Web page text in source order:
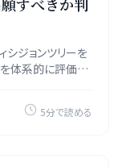
ジョンツリーを
体系的に評価し
5分で読める